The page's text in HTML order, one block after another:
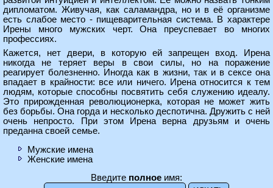
дипломатом. Живучая, как саламандра, но и в её организме
есть слабое место - пищеварительная система. В характере
Ирены много мужских черт. Она преуспевает во многих
профессиях.
Кажется, нет двери, в которую ей запрещен вход. Ирена
никогда не теряет веры в свои силы, но на поражение
реагирует болезненно. Иногда как в жизни, так и в сексе она
впадает в крайности: все или ничего. Ирена относится к тем
людям, которые способны посвятить себя служению идеалу.
Это прирожденная революционерка, которая не может жить
без борьбы. Она горда и несколько деспотична. Дружить с ней
очень непросто. При этом Ирена верна друзьям и очень
преданна своей семье.
Мужские имена
Женские имена
Введите полное имя: